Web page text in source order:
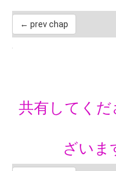
← prev chap
共有してく
ざいま